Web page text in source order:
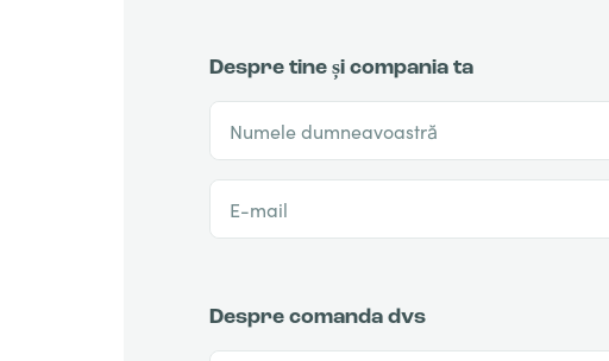
Despre tine și compania ta
Numele dumneavoastră
E-mail
Despre comanda dvs